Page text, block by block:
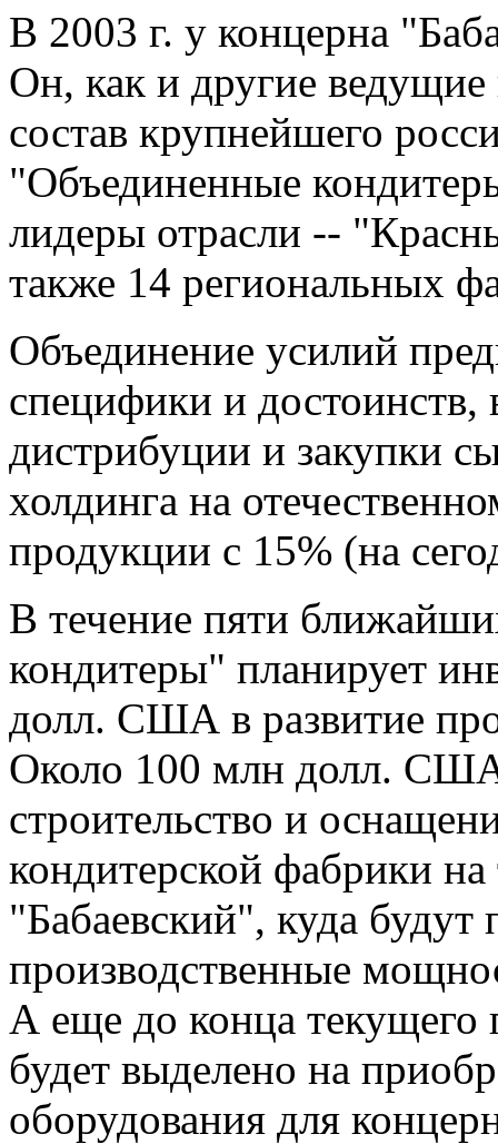
В 2003 г. у концерна
Он, как и другие
состав крупнейшего
"Объединенные
лидеры отрасли --
также 14 региональных
Объединение усилий
специфики и
дистрибуции и закупки
холдинга на
продукции с 15% (на
В течение пяти
кондитеры" планирует
долл. США в развитие
Около 100 млн долл.
строительство и
кондитерской фабрики
"Бабаевский", куда будут
производственные
А еще до конца
будет выделено на
оборудования для